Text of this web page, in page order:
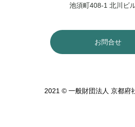
池須町408-1 北川ビ
お問合せ
2021 © 一般財団法人 京都府